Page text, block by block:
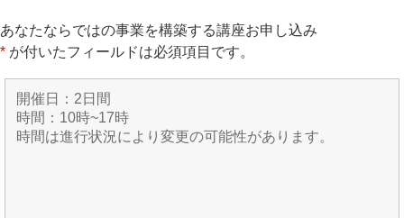
あなたならではの事業を構築する講座お申し込み
*が付いたフィールドは必須項目です。